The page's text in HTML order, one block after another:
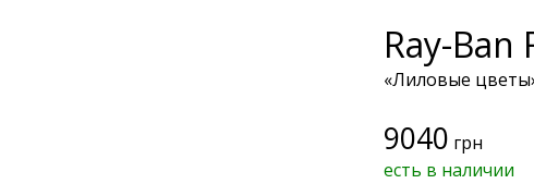
Ray-Ban
«Лиловые
9040 грн
есть в наличии